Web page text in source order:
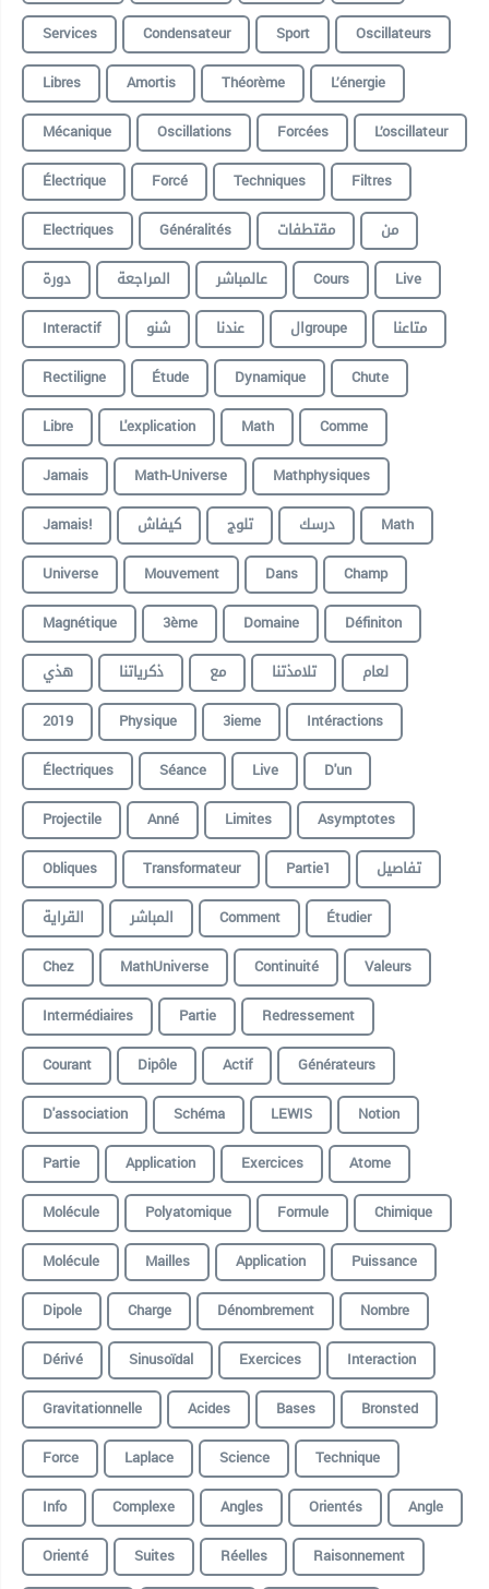
Services Condensateur Sport
Oscillateurs
Libres
Amortis Théorème
L’énergie
Mécanique
Oscillations Forcées
L’oscillateur
Électrique
Forcé Techniques
Filtres
Electriques
Généralités مقتطفات
من
دورة
المراجعة عالمباشر Cours
Live
Interactif
شنو عندنا الgroupe
متاعنا
Rectiligne
Étude Dynamique
Chute
Libre
L'explication Math
Comme
Jamais
Math-Universe
Mathphysiques
Jamais!
كيفاش تلوج درسك
Math
Universe
Mouvement Dans
Champ
Magnétique
3ème Domaine
Définiton
هذي
ذكرياتنا مع تلامذتنا
لعام
2019
Physique 3ieme
Intéractions
Électriques
Séance Live
D'un
Projectile
Anné Limites
Asymptotes
Obliques
Transformateur Partie1
تفاصيل
القراية
المباشر Comment
Étudier
Chez
MathUniverse Continuité
Valeurs
Intermédiaires
Partie
Redressement
Courant
Dipôle Actif
Générateurs
D'association
Schéma LEWIS
Notion
Partie
Application Exercices
Atome
Molécule
Polyatomique Formule
Chimique
Molécule
Mailles Application
Puissance
Dipole
Charge Dénombrement
Nombre
Dérivé
Sinusoïdal Exercices
Interaction
Gravitationnelle
Acides Bases
Bronsted
Force
Laplace Science
Technique
Info
Complexe Angles Orientés
Angle
Orienté
Suites Réelles
Raisonnement